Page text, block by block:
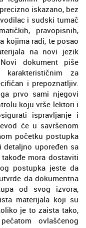
iskazano, bez
i sudski tumač
pravopisnih,
kojima radi, te posao
na novi jezik
dokument piše
karakterističnim za
i prepoznatljiv.
prvo sami njegovi
koju vrše lektori i
ispravljanje i
će u savršenom
početku postupka
detaljno upoređen sa
mora dostaviti
postupka jeste da
da dokumentna
od svog izvora,
materijala koji su
je to zaista tako,
ovlašćenog